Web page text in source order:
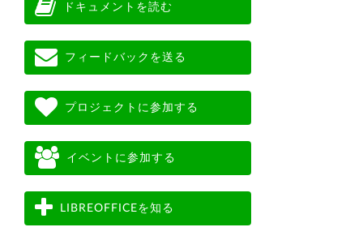
ドキュメントを読む
フィードバックを送る
プロジェクトに参加する
イベントに参加する
LIBREOFFICEを知る